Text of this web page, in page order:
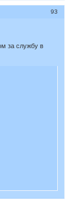
93
за службу в